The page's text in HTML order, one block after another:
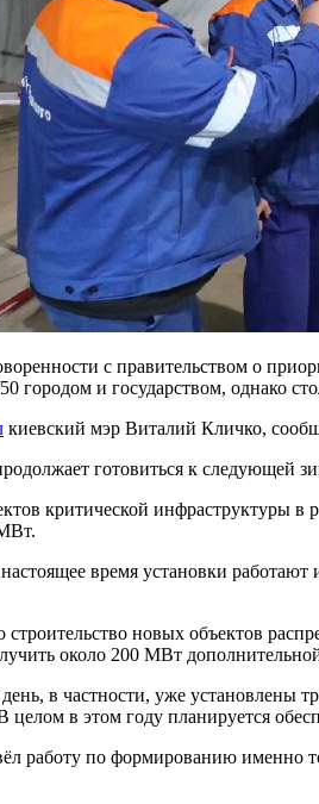
с правительством о
городом и государством, однако
киевский мэр Виталий Кличко,
готовиться к следующей
критической инфраструктуры
время установки
строительство новых объектов
около 200 МВт
в частности, уже установлены
целом в этом году планируется
работу по формированию именно